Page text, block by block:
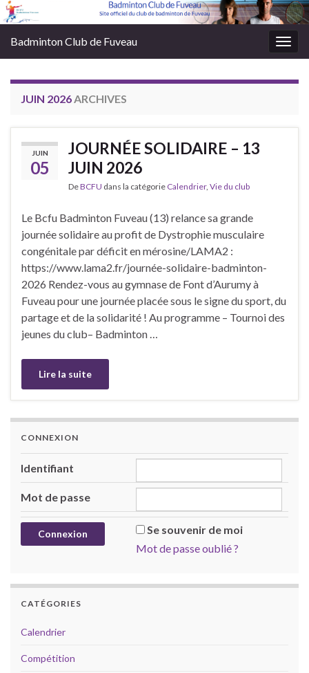
Badminton Club de Fuveau
JUIN 2026ARCHIVES
JUIN
05
JOURNÉE SOLIDAIRE – 13
JUIN 2026
DeBCFU dans la catégorie Calendrier, Vie du club
Le Bcfu Badminton Fuveau (13) relance sa grande
journée solidaire au profit de Dystrophie musculaire
congénitale par déficit en mérosine/LAMA2 :
https://www.lama2.fr/journée-solidaire-badminton-
2026 Rendez-vous au gymnase de Font d’Aurumy à
Fuveau pour une journée placée sous le signe du sport, du
partage et de la solidarité ! Au programme – Tournoi des
jeunes du club– Badminton …
Lire la suite
CONNEXION
Identifiant
Mot de passe
Se souvenir de moi
Mot de passe oublié ?
CATÉGORIES
Calendrier
Compétition